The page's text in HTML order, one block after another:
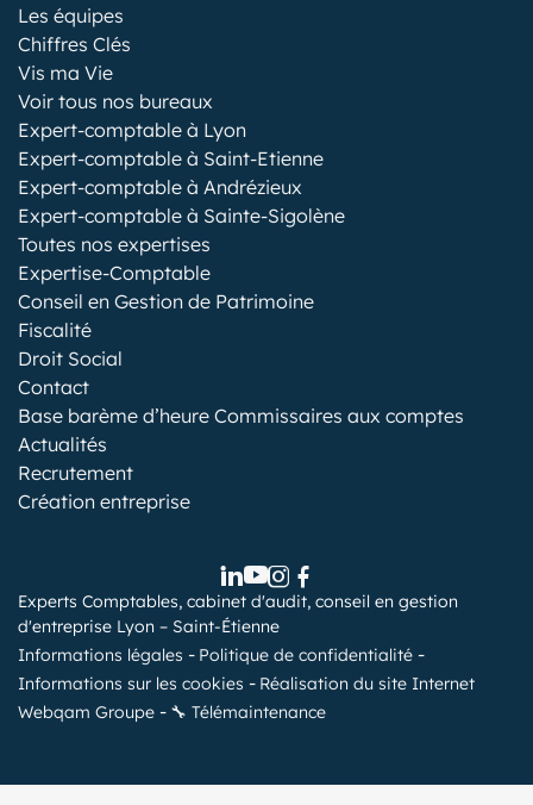
Les équipes
Chiffres Clés
Vis ma Vie
Voir tous nos bureaux
Expert-comptable à Lyon
Expert-comptable à Saint-Etienne
Expert-comptable à Andrézieux
Expert-comptable à Sainte-Sigolène
Toutes nos expertises
Expertise-Comptable
Conseil en Gestion de Patrimoine
Fiscalité
Droit Social
Contact
Base barème d’heure Commissaires aux comptes
Actualités
Recrutement
Création entreprise
Experts Comptables, cabinet d'audit, conseil en gestion
d'entreprise Lyon – Saint-Étienne
Informations légales
Politique de confidentialité
Informations sur les cookies
Réalisation du site Internet
Webqam Groupe
🔧 Télémaintenance